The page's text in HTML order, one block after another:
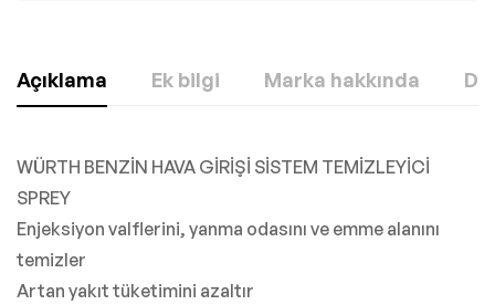
Açıklama Ek bilgi Marka hakkında
WÜRTH BENZİN HAVA GİRİŞİ SİSTEM TEMİZLEYİCİ
SPREY
Enjeksiyon valflerini, yanma odasını ve emme alanını
temizler
Artan yakıt tüketimini azaltır